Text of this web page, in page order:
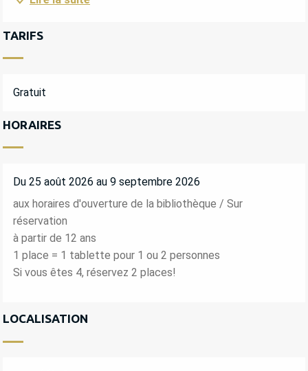
TARIFS
Gratuit
HORAIRES
Du 25 août 2026 au 9 septembre 2026
aux horaires d'ouverture de la bibliothèque / Sur
réservation
à partir de 12 ans
1 place = 1 tablette pour 1 ou 2 personnes
Si vous êtes 4, réservez 2 places!
LOCALISATION